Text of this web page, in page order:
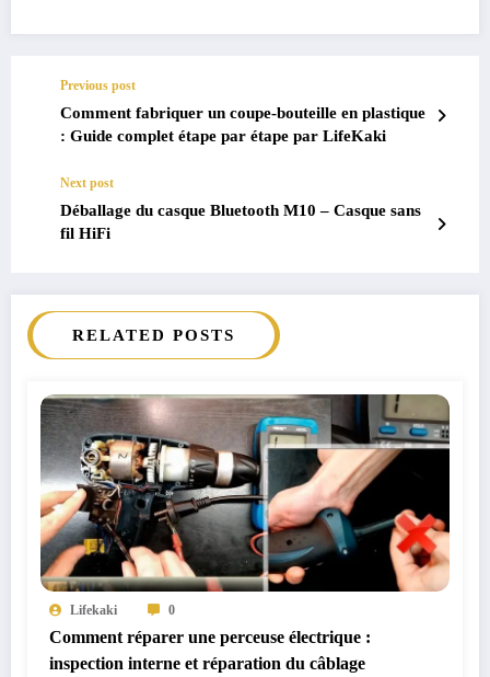
Previous post
Comment fabriquer un coupe-bouteille en plastique
: Guide complet étape par étape par LifeKaki
Next post
Déballage du casque Bluetooth M10 – Casque sans
fil HiFi
RELATED POSTS
Lifekaki 0
Comment réparer une perceuse électrique :
inspection interne et réparation du câblage